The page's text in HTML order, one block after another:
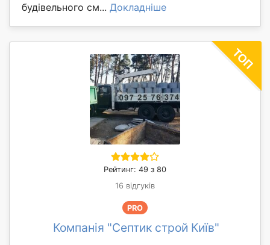
будівельного см... Докладніше
Рейтинг: 49 з 80
16 відгуків
PRO
Компанія "Септик строй Київ"